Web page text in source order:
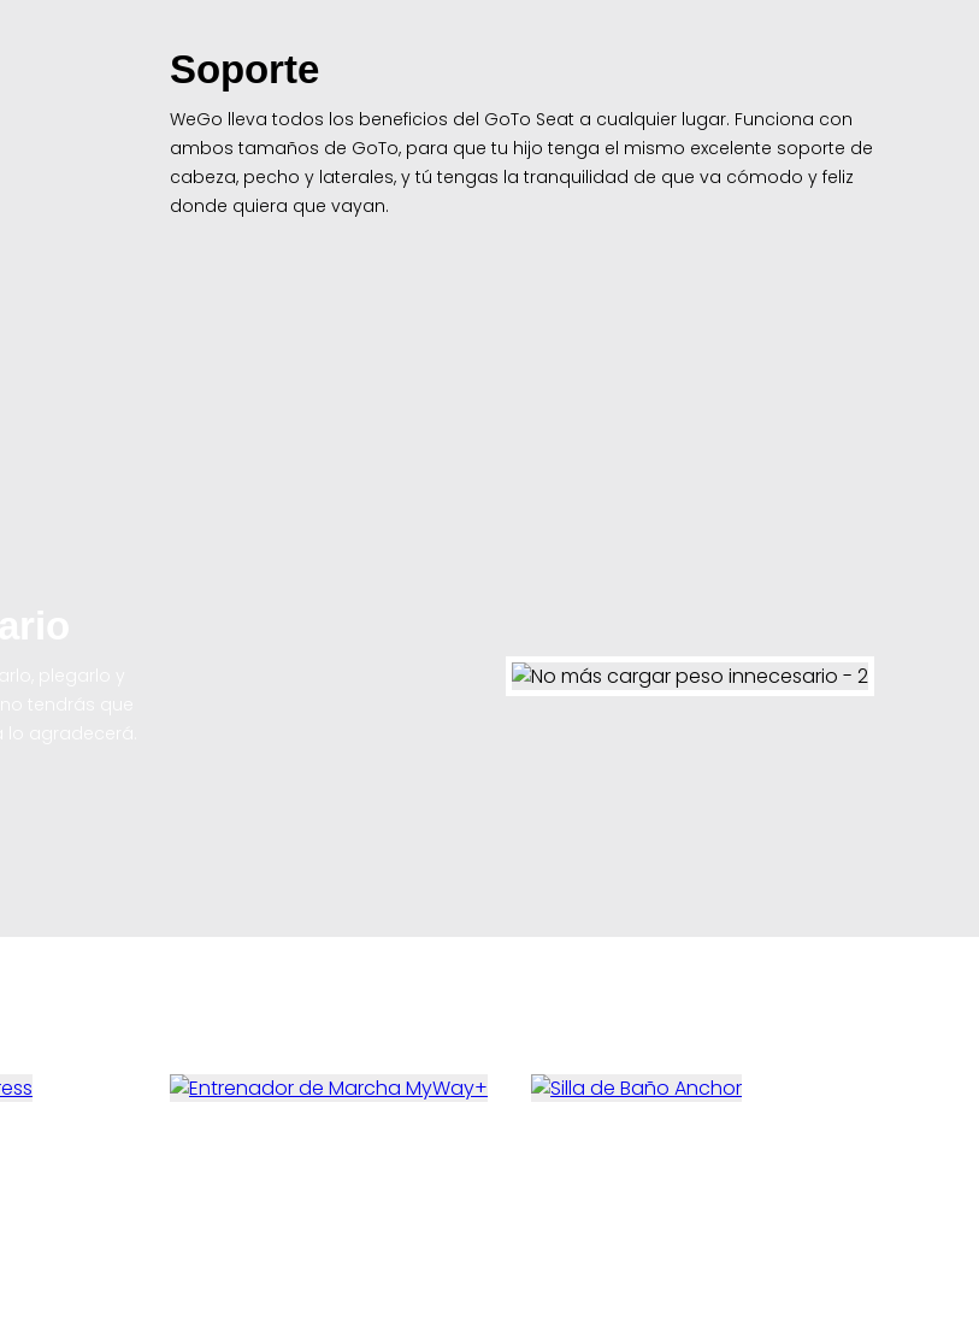
Soporte
WeGo lleva todos los beneficios del GoTo Seat a cualquier lugar. Funciona con
ambos tamaños de GoTo, para que tu hijo tenga el mismo excelente soporte de
cabeza, pecho y laterales, y tú tengas la tranquilidad de que va cómodo y feliz
donde quiera que vayan.